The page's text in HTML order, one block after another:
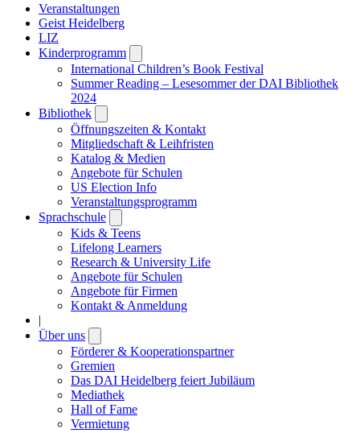
Veranstaltungen
Geist Heidelberg
LIZ
Kinderprogramm
submenu
International Children’s Book Festival
Summer Reading – Lesesommer der DAI Bibliothek
2024
Bibliothek
submenu
Öffnungszeiten & Kontakt
Mitgliedschaft & Leihfristen
Katalog & Medien
Angebote für Schulen
US Election Info
Veranstaltungsprogramm
Sprachschule
submenu
Kids & Teens
Lifelong Learners
Research & University Life
Angebote für Schulen
Angebote für Firmen
Kontakt & Anmeldung
|
Über uns
submenu
Förderer & Kooperationspartner
Gremien
Das DAI Heidelberg feiert Jubiläum
Mediathek
Hall of Fame
Vermietung